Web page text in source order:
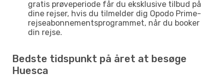
gratis prøveperiode får du eksklusive tilbud på
dine rejser, hvis du tilmelder dig Opodo Prime-
rejseabonnementsprogrammet, når du booker
din rejse.
Bedste tidspunkt på året at besøge
Huesca